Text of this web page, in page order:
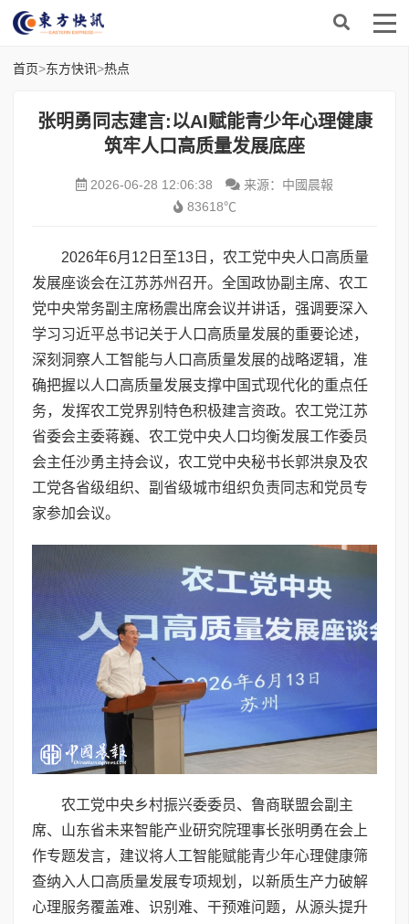
首页>东方快讯>热点
张明勇同志建言:以AI赋能青少年心理健康
筑牢人口高质量发展底座
2026-06-28 12:06:38
来源：中國晨報
83618℃
2026年6月12日至13日，农工党中央人口高质量
发展座谈会在江苏苏州召开。全国政协副主席、农工
党中央常务副主席杨震出席会议并讲话，强调要深入
学习习近平总书记关于人口高质量发展的重要论述，
深刻洞察人工智能与人口高质量发展的战略逻辑，准
确把握以人口高质量发展支撑中国式现代化的重点任
务，发挥农工党界别特色积极建言资政。农工党江苏
省委会主委蒋巍、农工党中央人口均衡发展工作委员
会主任沙勇主持会议，农工党中央秘书长郭洪泉及农
工党各省级组织、副省级城市组织负责同志和党员专
家参加会议。
农工党中央乡村振兴委委员、鲁商联盟会副主
席、山东省未来智能产业研究院理事长张明勇在会上
作专题发言，建议将人工智能赋能青少年心理健康筛
查纳入人口高质量发展专项规划，以新质生产力破解
心理服务覆盖难、识别难、干预难问题，从源头提升